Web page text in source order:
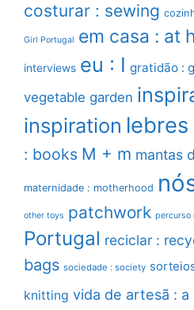
costurar : sewing
Girl Portugal em casa : at
interviews eu : I gratidão :
vegetable garden
inspiration
: books M + m mantas
maternidade : motherhood
other toys patchwork percurso
Portugal reciclar :
bags sociedade : society
knitting vida de artesã : a